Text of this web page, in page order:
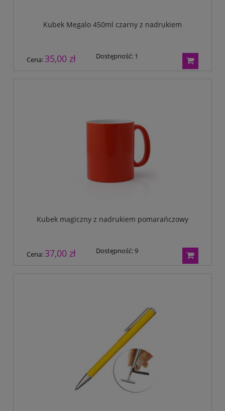
Kubek Megalo 450ml czarny z nadrukiem
Cena: 35,00 zł Dostępność: 1
Kubek magiczny z nadrukiem pomarańczowy
Cena: 37,00 zł Dostępność:9